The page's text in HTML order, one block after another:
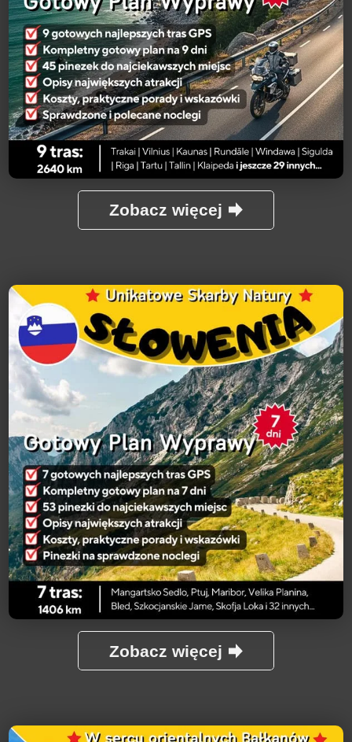
Zobacz więcej
Zobacz więcej